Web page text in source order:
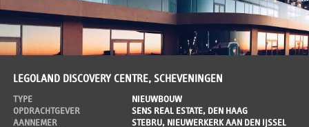
LEGOLAND DISCOVERY CENTRE, SCHEVENINGEN
TYPE
NIEUWBOUW
OPDRACHTGEVER
SENS REAL ESTATE, DEN HAAG
AANNEMER
STEBRU, NIEUWERKERK AAN DEN IJSSEL